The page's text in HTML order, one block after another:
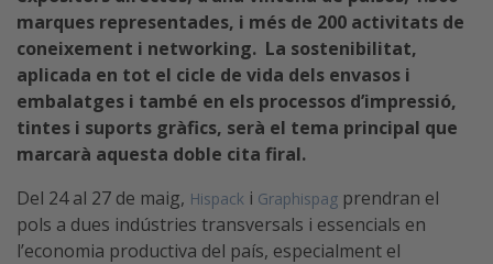
marques representades, i més de 200 activitats de
coneixement i networking. La sostenibilitat,
aplicada en tot el cicle de vida dels envasos i
embalatges i també en els processos d’impressió,
tintes i suports gràfics, serà el tema principal que
marcarà aquesta doble cita firal.
Del 24 al 27 de maig, Hispack i Graphispag prendran el
pols a dues indústries transversals i essencials en
l’economia productiva del país, especialment el